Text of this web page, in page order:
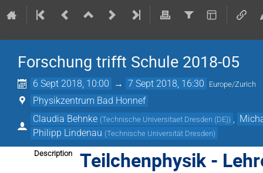
Forschung trifft Schule 2018-05
6 Sept 2018, 10:00 → 7 Sept 2018, 16:30 Europe/Zurich
Physikzentrum Bad Honnef
Claudia Behnke (Technische Universitaet Dresden (DE))
Philipp Lindenau (Technische Universität Dresden)
Description
Teilchenphysik -